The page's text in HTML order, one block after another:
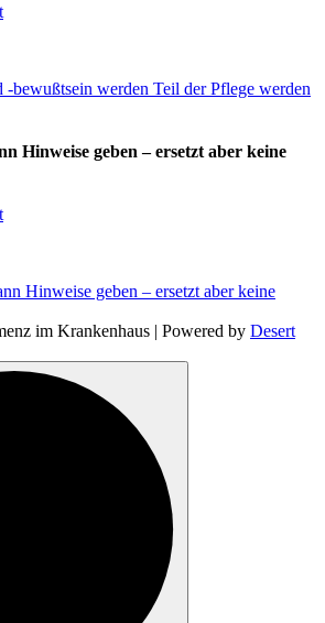
Hinweise geben – ersetzt aber keine
im Krankenhaus | Powered by Desert